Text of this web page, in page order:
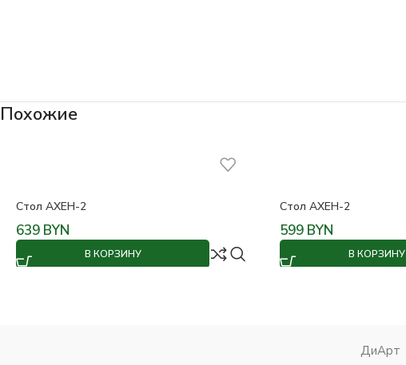
Похожие
Стол АХЕН-2
639 BYN
В КОРЗИНУ
Стол АХЕН-2
599 BYN
В КОРЗИНУ
ДиАрт